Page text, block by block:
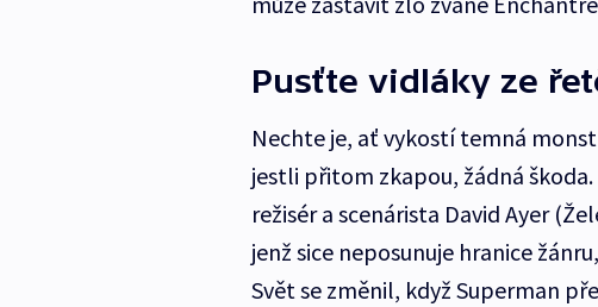
Pusťte vidláky ze
Nechte je, ať vykostí temná
jestli přitom zkapou, žádná
režisér a scenárista David Ayer
jenž sice neposunuje hranice
Svět se změnil, když Superman